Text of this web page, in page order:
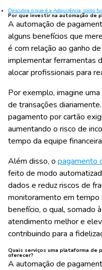
Descubra o que é a Adquirência, como
Por que investir na automação de
A automação de
alguns benefícios que
é com relação ao ganho
implementar ferramentas
alocar profissionais para
Por exemplo, imagine
de transações
pagamento por cartão
aumentando o risco de
tempo da equipe
Além disso, o pagamento
feito de modo
dados e reduz riscos de
monitoramento em
benefício, o qual, somado
atendimento melhor e
contribuindo para a
Quais serviços uma plataforma
oferecer?
A automação de